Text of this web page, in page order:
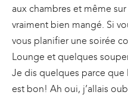
aux chambres et même
vraiment bien mangé. Si
vous planifier une soirée
Lounge et quelques
Je dis quelques parce que
est bon! Ah oui, j’allais